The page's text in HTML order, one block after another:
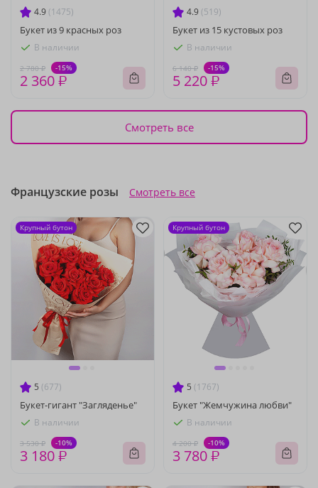
4.9 (1475)
Букет из 9 красных роз
В наличии
2 780 ₽ -15%
2 360 ₽
4.9 (519)
Букет из 15 кустовых роз
В наличии
6 140 ₽ -15%
5 220 ₽
Смотреть все
Французские розы Смотреть все
5 (677)
Букет-гигант "Загляденье"
В наличии
3 530 ₽ -10%
3 180 ₽
Крупный бутон
5 (1767)
Букет "Жемчужина любви"
В наличии
4 200 ₽ -10%
3 780 ₽
Крупный бутон